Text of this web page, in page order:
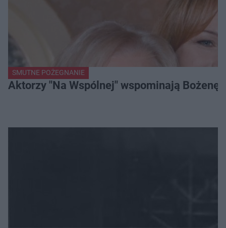
SMUTNE POŻEGNANIE
Aktorzy "Na Wspólnej" wspominają Bożenę